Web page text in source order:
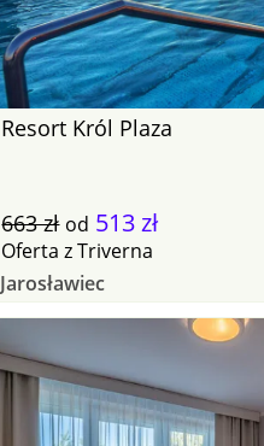
Resort Król Plaza
663 zł od 513 zł
Oferta zTriverna
Jarosławiec